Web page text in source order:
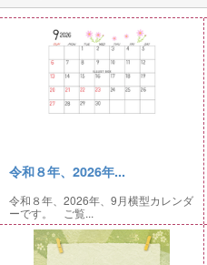
令和８年、2026年...
令和８年、2026年、9月横型カレンダ
ーです。 ご覧...